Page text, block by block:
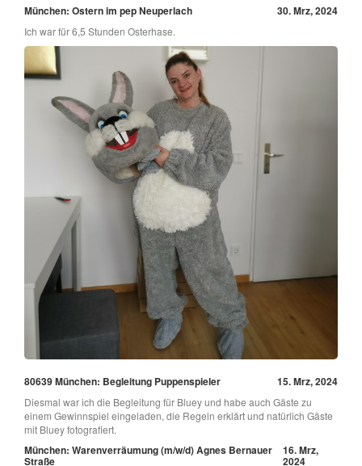
München: Ostern im pep Neuperlach
30. Mrz, 2024
Ich war für 6,5 Stunden Osterhase.
80639 München: Begleitung Puppenspieler 15. Mrz, 2024
Diesmal war ich die Begleitung für Bluey und habe auch Gäste zu
einem Gewinnspiel eingeladen, die Regeln erklärt und natürlich Gäste
mit Bluey fotografiert.
München: Warenverräumung (m/w/d) Agnes Bernauer
Straße
16. Mrz,
2024